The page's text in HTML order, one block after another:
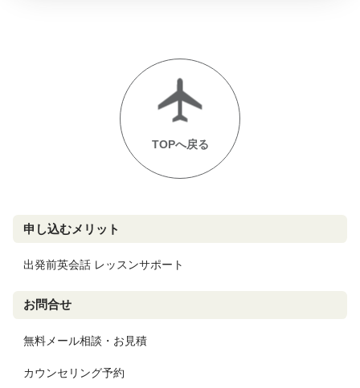
TOPへ戻る
申し込むメリット
出発前英会話 レッスンサポート
お問合せ
無料メール相談・お見積
カウンセリング予約